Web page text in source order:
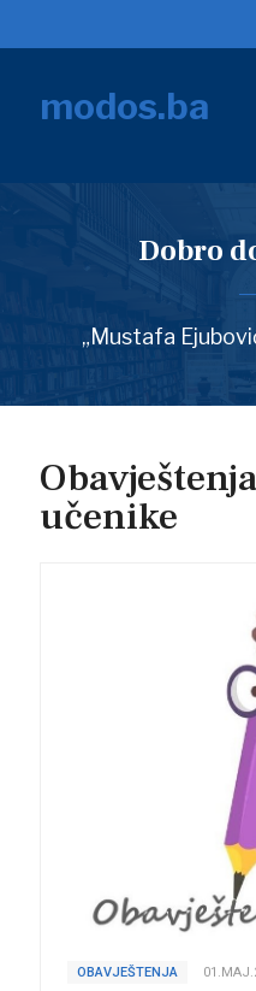
modos.ba
Dobro
„Mustafa
učenike
OBAVJEŠTENJA